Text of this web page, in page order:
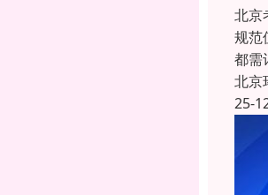
北京
规范
都需
北京
25-